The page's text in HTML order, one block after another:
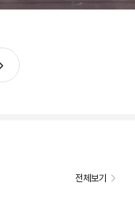
전체보기